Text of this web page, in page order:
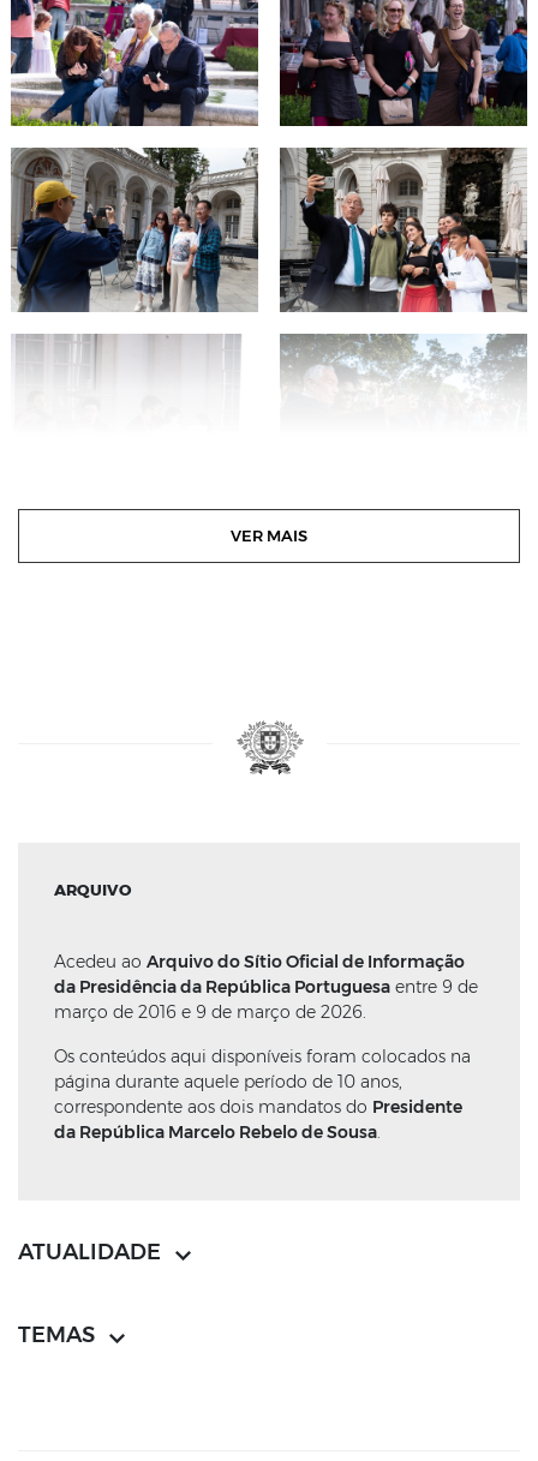
VER MAIS
ARQUIVO
Acedeu ao Arquivo do Sítio Oficial de Informação
da Presidência da República Portuguesa entre 9 de
março de 2016 e 9 de março de 2026.
Os conteúdos aqui disponíveis foram colocados na
página durante aquele período de 10 anos,
correspondente aos dois mandatos do Presidente
da República Marcelo Rebelo de Sousa.
ATUALIDADE
TEMAS